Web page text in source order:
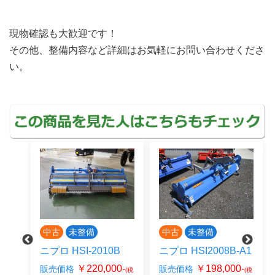
現物確認も大歓迎です！
その他、整備内容など詳細はお気軽にお問い合わせくださ
い。
中古 未整備
ニプロ HSI-2010B
販売価格 ￥220,000-(税
中古 未整備
ニプロ HSI2008B-A1
販売価格 ￥198,000-(税